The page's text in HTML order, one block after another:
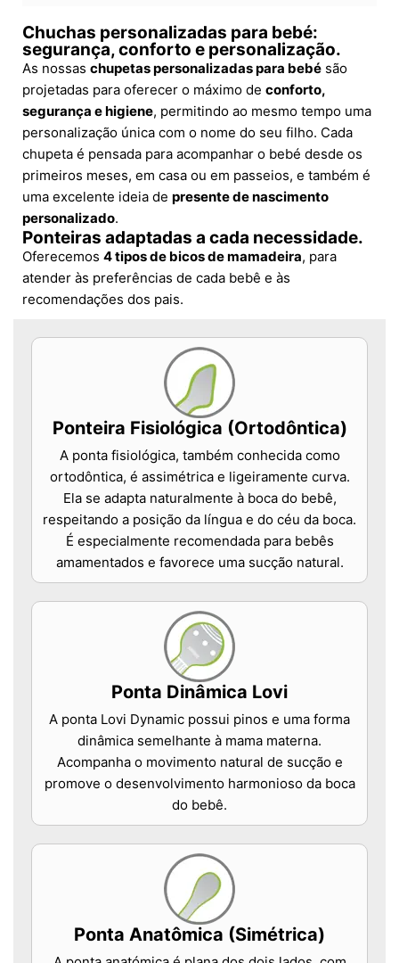
Chuchas personalizadas para bebé:
segurança, conforto e personalização.
As nossas chupetas personalizadas para bebé são
projetadas para oferecer o máximo de conforto,
segurança e higiene, permitindo ao mesmo tempo uma
personalização única com o nome do seu filho. Cada
chupeta é pensada para acompanhar o bebé desde os
primeiros meses, em casa ou em passeios, e também é
uma excelente ideia de presente de nascimento
personalizado.
Ponteiras adaptadas a cada necessidade.
Oferecemos 4 tipos de bicos de mamadeira, para
atender às preferências de cada bebê e às
recomendações dos pais.
Ponteira Fisiológica (Ortodôntica)
A ponta fisiológica, também conhecida como
ortodôntica, é assimétrica e ligeiramente curva.
Ela se adapta naturalmente à boca do bebê,
respeitando a posição da língua e do céu da boca.
É especialmente recomendada para bebês
amamentados e favorece uma sucção natural.
Ponta Dinâmica Lovi
A ponta Lovi Dynamic possui pinos e uma forma
dinâmica semelhante à mama materna.
Acompanha o movimento natural de sucção e
promove o desenvolvimento harmonioso da boca
do bebê.
Ponta Anatômica (Simétrica)